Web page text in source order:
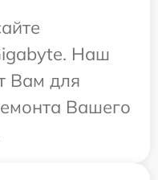
Наш
Вам для
Вашего